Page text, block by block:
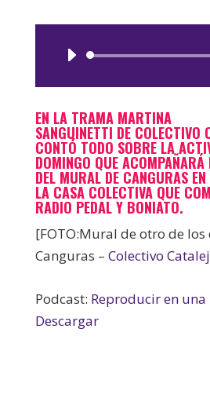
EN LA TRAMA MARTINA
SANGUINETTI DE COLECTIVO
CONTÓ TODO SOBRE LA
DOMINGO QUE
DEL MURAL DE CANGURASEN
LA CASA COLECTIVA QUE
RADIO PEDAL Y BONIATO.
[FOTO:Mural de otro de los
Canguras – Colectivo
Podcast: Reproducir en una
Descargar